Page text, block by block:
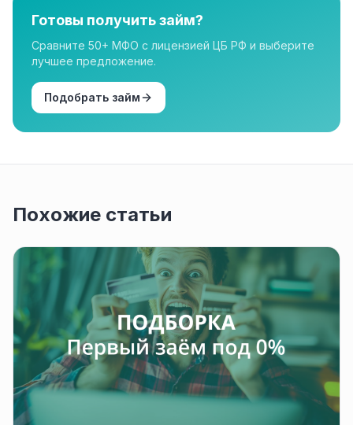
Готовы получить займ?
Сравните 50+ МФО с лицензией ЦБ РФ и выберите
лучшее предложение.
Подобрать займ
Похожие статьи